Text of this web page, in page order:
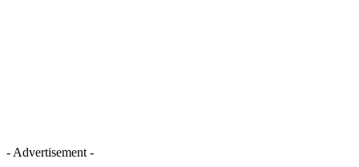
- Advertisement -